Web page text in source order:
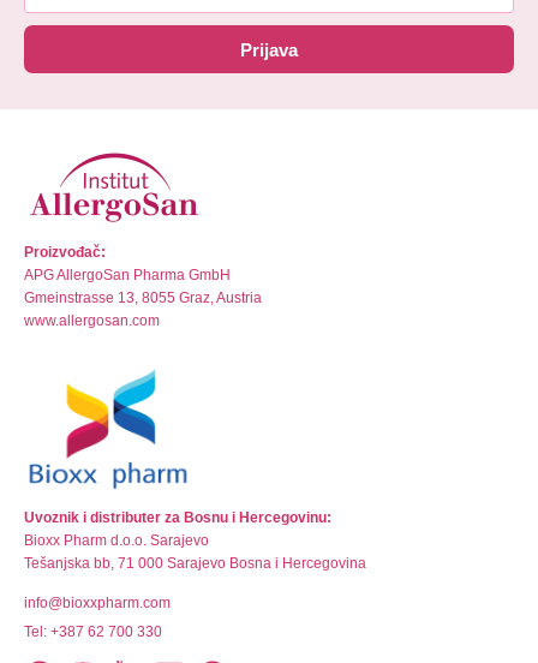
Prijava
Proizvođač:
APG AllergoSan Pharma GmbH
Gmeinstrasse 13, 8055 Graz, Austria
www.allergosan.com
Uvoznik i distributer za Bosnu i Hercegovinu:
Bioxx Pharm d.o.o. Sarajevo
Tešanjska bb, 71 000 Sarajevo Bosna i Hercegovina
info@bioxxpharm.com
Tel: +387 62 700 330